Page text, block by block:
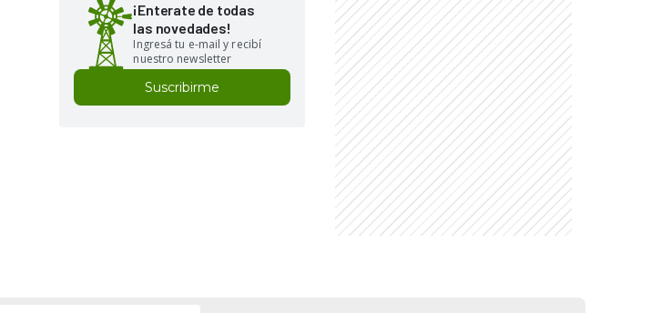
¡Enterate de todas
las novedades!
Ingresá tu e-mail y recibí
nuestro newsletter
Suscribirme